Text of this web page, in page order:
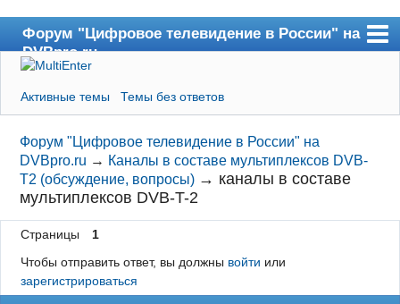
Форум "Цифровое телевидение в России" на
DVBpro.ru
Форум
Сайт DVBpro.ru
Поиск
Регистрация
Вход
Активные темы Темы без ответов
Форум "Цифровое телевидение в России" на
DVBpro.ru → Каналы в составе мультиплексов DVB-
T2 (обсуждение, вопросы) → каналы в составе
мультиплексов DVB-T-2
Страницы
1
Чтобы отправить ответ, вы должны войти или
зарегистрироваться